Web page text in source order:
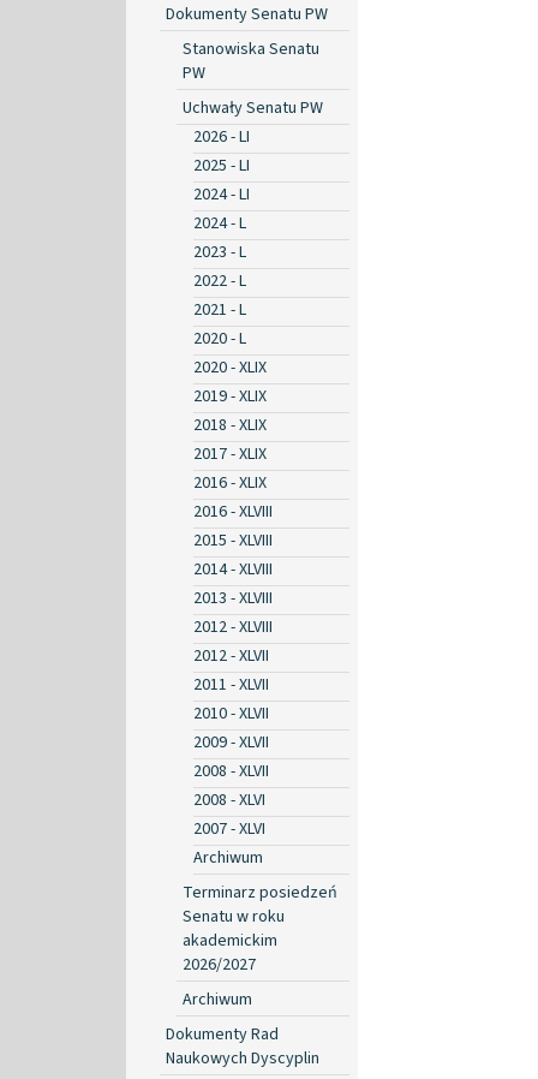
Dokumenty Senatu PW
Stanowiska Senatu
PW
Uchwały Senatu PW
2026 - LI
2025 - LI
2024 - LI
2024 - L
2023 - L
2022 - L
2021 - L
2020 - L
2020 - XLIX
2019 - XLIX
2018 - XLIX
2017 - XLIX
2016 - XLIX
2016 - XLVIII
2015 - XLVIII
2014 - XLVIII
2013 - XLVIII
2012 - XLVIII
2012 - XLVII
2011 - XLVII
2010 - XLVII
2009 - XLVII
2008 - XLVII
2008 - XLVI
2007 - XLVI
Archiwum
Terminarz posiedzeń
Senatu w roku
akademickim
2026/2027
Archiwum
Dokumenty Rad
Naukowych Dyscyplin